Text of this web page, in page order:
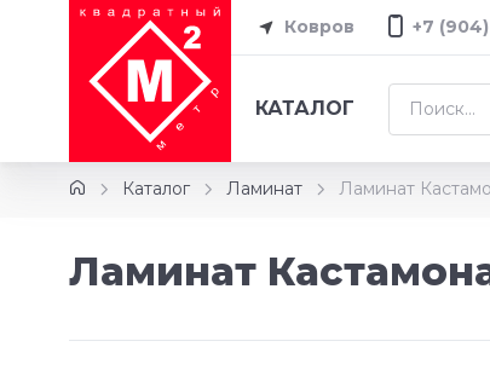
Ковров +7
КАТАЛОГ
Каталог Ламинат Ламинат
Ламинат